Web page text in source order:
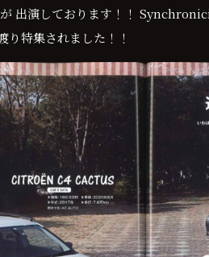
出演しております！！
特集されました！！